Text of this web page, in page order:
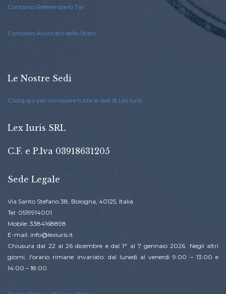
Concorso Referendario Tar
Concorso Avvocato dello Stato
Le Nostre Sedi
Cliccq qui per conoscere tutte le sedi di Lex Iuris
Lex Iuris SRL
C.F. e P.Iva 03918631205
Sede Legale
Via Santo Stefano 38, Bologna, 40125, Italia
Tel: 0519914001
Mobile: 3384168898
E-mail: info@lexiuris.it
Chiusura dal 22 al 26 dicembre e dal 1° al 7 gennaio 2026. Negli altri
giorni, l'orario rimane invariato: dal lunedì al venerdì 9:00 – 13:00 e
14:00 – 18:00